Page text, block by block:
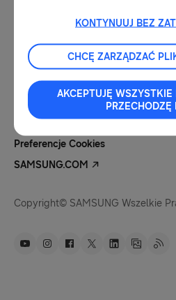
Kontakt Dla Mediów
Nota Prawna
Polityka Prywatności
Pliki Cookies
Preferencje Cookies
SAMSUNG.COM
Copyright© SAMSUNG Wszelkie
KONTYNUUJ BEZ
CHCĘ ZARZĄDZAĆ
AKCEPTUJĘ
PRZECHODZĘ